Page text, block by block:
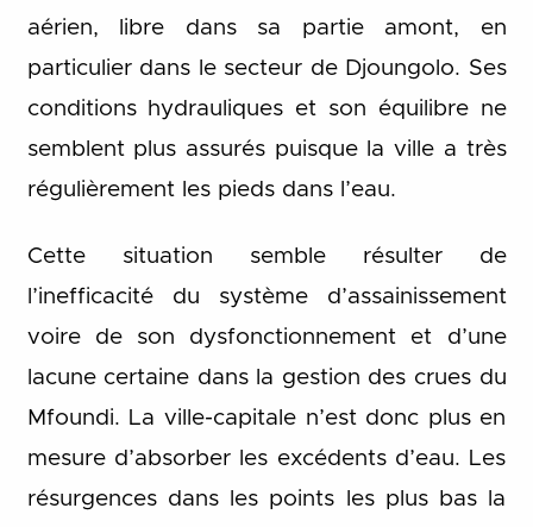
aérien, libre dans sa partie amont, en
particulier dans le secteur de Djoungolo. Ses
conditions hydrauliques et son équilibre ne
semblent plus assurés puisque la ville a très
régulièrement les pieds dans l’eau.
Cette situation semble résulter de
l’inefficacité du système d’assainissement
voire de son dysfonctionnement et d’une
lacune certaine dans la gestion des crues du
Mfoundi. La ville-capitale n’est donc plus en
mesure d’absorber les excédents d’eau. Les
résurgences dans les points les plus bas la